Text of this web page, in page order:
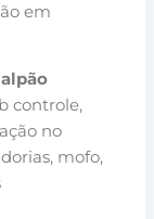
em
controle,
no
mofo,